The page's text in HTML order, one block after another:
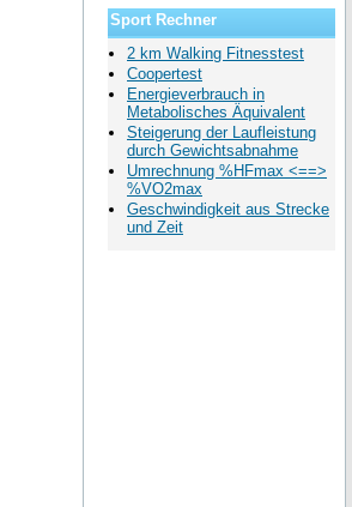
Sport Rechner
2 km Walking Fitnesstest
Coopertest
Energieverbrauch in
Metabolisches Äquivalent
Steigerung der Laufleistung
durch Gewichtsabnahme
Umrechnung %HFmax <==>
%VO2max
Geschwindigkeit aus Strecke
und Zeit